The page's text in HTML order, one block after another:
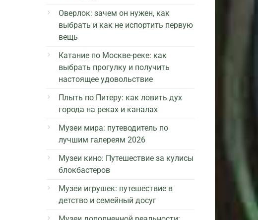
Оверлок: зачем он нужен, как
выбрать и как не испортить первую
вещь
Катание по Москве-реке: как
выбрать прогулку и получить
настоящее удовольствие
Плыть по Питеру: как ловить дух
города на реках и каналах
Музеи мира: путеводитель по
лучшим галереям 2026
Музеи кино: Путешествие за кулисы
блокбастеров
Музеи игрушек: путешествие в
детство и семейный досуг